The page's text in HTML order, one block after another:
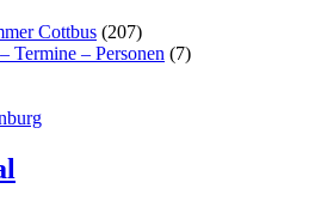
Cottbus (207)
Termine – Personen (7)